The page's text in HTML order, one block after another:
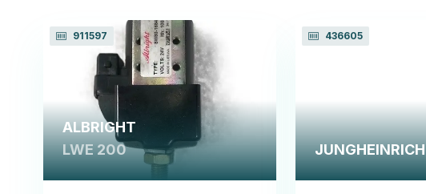
911597
ALBRIGHT
LWE 200
436605
JUNGHEINRICH